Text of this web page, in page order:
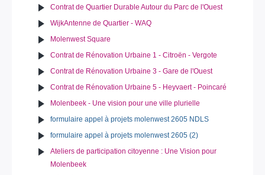
Contrat de Quartier Durable Autour du Parc de l'Ouest
WijkAntenne de Quartier - WAQ
Molenwest Square
Contrat de Rénovation Urbaine 1 - Citroën - Vergote
Contrat de Rénovation Urbaine 3 - Gare de l'Ouest
Contrat de Rénovation Urbaine 5 - Heyvaert - Poincaré
Molenbeek - Une vision pour une ville plurielle
formulaire appel à projets molenwest 2605 NDLS
formulaire appel à projets molenwest 2605 (2)
Ateliers de participation citoyenne : Une Vision pour
Molenbeek